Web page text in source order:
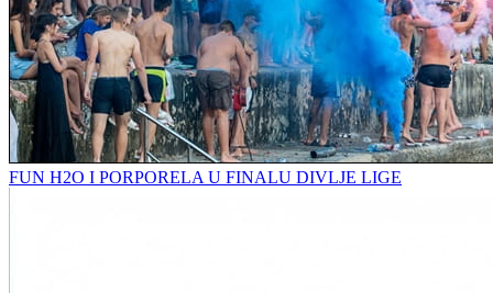
FUN H2O I PORPORELA U FINALU DIVLJE LIGE